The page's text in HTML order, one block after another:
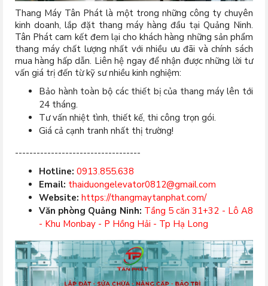
Thang Máy Tân Phát là một trong những công ty chuyên
kinh doanh, lắp đặt thang máy hàng đầu tại Quảng Ninh.
Tân Phát cam kết đem lại cho khách hàng những sản phẩm
thang máy chất lượng nhất với nhiều ưu đãi và chính sách
mua hàng hấp dẫn. Liên hệ ngay để nhận được những lời tư
vấn giá trị đến từ kỹ sư nhiều kinh nghiệm:
Bảo hành toàn bộ các thiết bị của thang máy lên tới
24 tháng.
Tư vấn nhiệt tình, thiết kế, thi công trọn gói.
Giá cả cạnh tranh nhất thị trường!
-----------------------------------
Hotline: 0913.855.638
Email: thaiduongelevator0812@gmail.com
Website: https://thangmaytanphat.com/
Văn phòng Quảng Ninh: Tầng 5 căn 31+32 - Lô A8
- Khu Monbay - P Hồng Hải - Tp Hạ Long